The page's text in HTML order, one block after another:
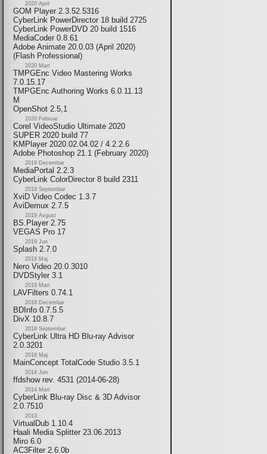
2020 April
GOM Player 2.3.52.5316
CyberLink PowerDirector 18 build 2725
CyberLink PowerDVD 20 build 1516
MediaCoder 0.8.61
Adobe Animate 20.0.03 (April 2020)
(Flash Professional)
2020 Mart
TMPGEnc Video Mastering Works
7.0.15.17
TMPGEnc Authoring Works 6.0.11.13
M
OpenShot 2.5,1
2020 Februar
Corel VideoStudio Ultimate 2020
SUPER 2020 build 77
KMPlayer 2020.02.04.02 / 4.2.2.6
Adobe Photoshop 21.1 (February 2020)
2019 Decembar
MediaPortal 2.2.3
CyberLink ColorDirector 8 build 2311
2019 Septembar
XviD Video Codec 1.3.7
AviDemux 2.7.5
2019 Avgust
BS.Player 2.75
VEGAS Pro 17
2019 Jun
Splash 2.7.0
2019 Maj
Nero Video 20.0.3010
DVDStyler 3.1
2019 Mart
LAVFilters 0.74.1
2018 Decembar
BDInfo 0.7.5.5
DivX 10.8.7
2018 Septembar
CyberLink Ultra HD Blu-ray Advisor
2.0.3201
2016 Maj
MainConcept TotalCode Studio 3.5.1
2014 Jun
ffdshow rev. 4531 (2014-06-28)
2014 Mart
CyberLink Blu-ray Disc & 3D Advisor
2.0.7510
2013.
VirtualDub 1.10.4
Haali Media Splitter 23.06.2013
Miro 6.0
AC3Filter 2.6.0b